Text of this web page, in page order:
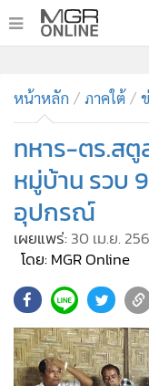
• ทันเหตุการณ์
• ภาคใต้
• ภูมิภาค
• Online Section
• บันเทิง
• ผู้จัดการรายวัน
คอลัมนิสต์
• ละคร
• CbizReview
• Cyber BIZ
• ผู้จัดกวน
หน้าหลัก ภาคใต้
ทหาร-ตร.สตู
หมู่บ้าน รวบ
อุปกรณ์
เผยแพร่: 30 เม.ย.
โดย: MGR Online